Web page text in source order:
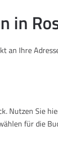
in
an Ihre
Nutzen Sie
für die